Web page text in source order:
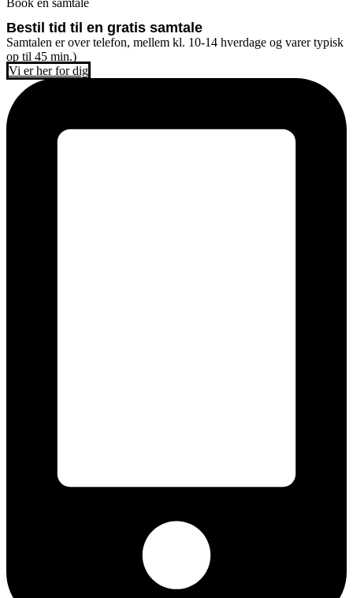
Bestil tid til en gratis samtale
Samtalen er over telefon, mellem kl. 10-14 hverdage og varer typisk
op til 45 min.)
Vi er her for dig